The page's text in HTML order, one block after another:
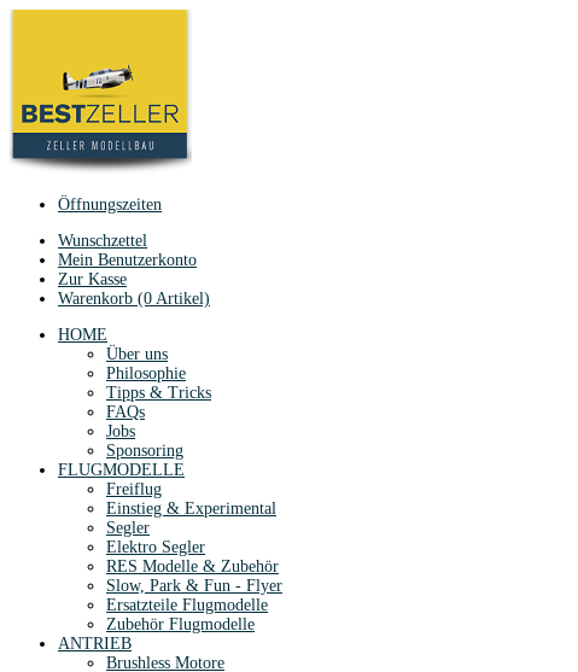
Öffnungszeiten
Wunschzettel
Mein Benutzerkonto
Zur Kasse
Warenkorb (0 Artikel)
HOME
Über uns
Philosophie
Tipps & Tricks
FAQs
Jobs
Sponsoring
FLUGMODELLE
Freiflug
Einstieg & Experimental
Segler
Elektro Segler
RES Modelle & Zubehör
Slow, Park & Fun - Flyer
Ersatzteile Flugmodelle
Zubehör Flugmodelle
ANTRIEB
Brushless Motore